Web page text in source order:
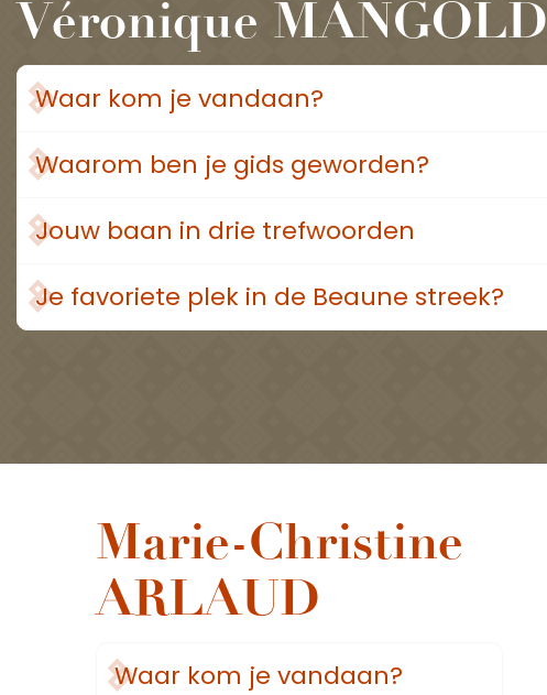
Véronique MANGOLD
Waar kom je vandaan?
Waarom ben je gids geworden?
Jouw baan in drie trefwoorden
Je favoriete plek in de Beaune streek?
Marie-Christine
ARLAUD
Waar kom je vandaan?